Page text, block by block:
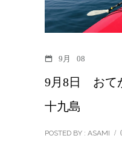
9月 08
9月8日 おて
十九島
POSTED BY : ASAMI /